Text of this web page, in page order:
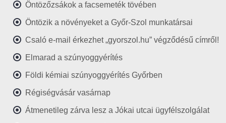
Öntözőzsákok a facsemeték tövében
Öntözik a növényeket a Győr-Szol munkatársai
Csaló e-mail érkezhet „gyorszol.hu” végződésű címről!
Elmarad a szúnyoggyérítés
Földi kémiai szúnyoggyérítés Győrben
Régiségvásár vasárnap
Átmenetileg zárva lesz a Jókai utcai ügyfélszolgálat